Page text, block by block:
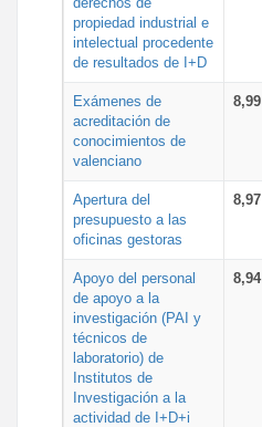
propiedad industrial e
intelectual procedente
de resultados de I+D
Exámenes de
acreditación de
conocimientos de
valenciano
8,99
Apertura del
presupuesto a las
oficinas gestoras
8,97
Apoyo del personal
de apoyo a la
investigación (PAI y
técnicos de
laboratorio) de
Institutos de
Investigación a la
actividad de I+D+i
8,94